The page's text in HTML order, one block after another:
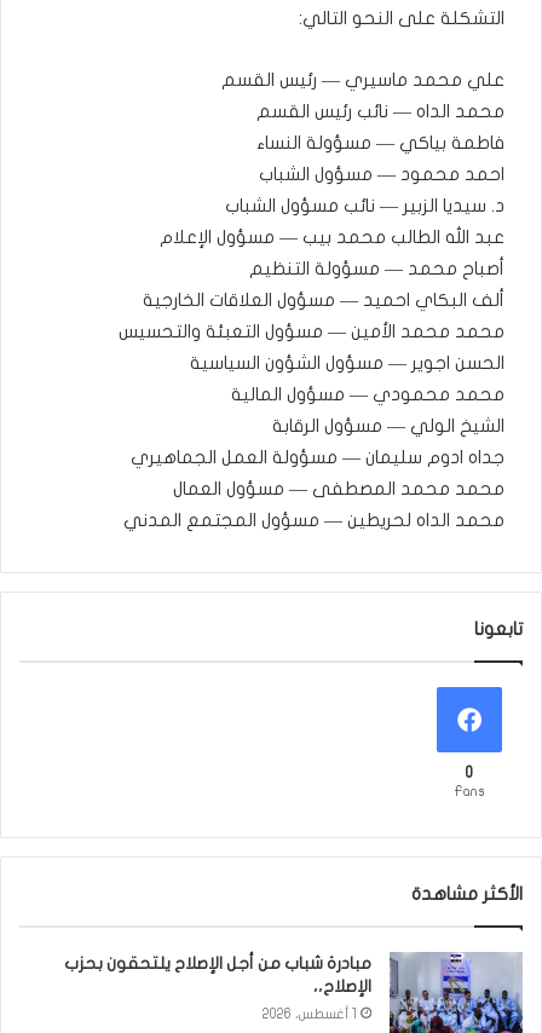
التشكلة على النحو التالي:
علي محمد ماسيري — رئيس القسم
محمد الداه — نائب رئيس القسم
فاطمة بياكي — مسؤولة النساء
احمد محمود — مسؤول الشباب
د. سيديا الزبير — نائب مسؤول الشباب
عبد الله الطالب محمد بيب — مسؤول الإعلام
أصباح محمد — مسؤولة التنظيم
ألف البكاي احميد — مسؤول العلاقات الخارجية
محمد محمد الأمين — مسؤول التعبئة والتحسيس
الحسن اجوير — مسؤول الشؤون السياسية
محمد محمودي — مسؤول المالية
الشيخ الولي — مسؤول الرقابة
جداه ادوم سليمان — مسؤولة العمل الجماهيري
محمد محمد المصطفى — مسؤول العمال
محمد الداه لحريطين — مسؤول المجتمع المدني
تابعونا
0
Fans
الأكثر مشاهدة
مبادرة شباب من أجل الإصلاح يلتحقون بحزب
الإصلاح،،